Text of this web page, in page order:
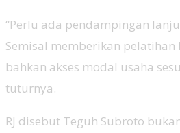
“Perlu ada pendampingan
Semisal memberikan
bahkan akses modal usaha
tuturnya.
RJ disebut Teguh Subroto